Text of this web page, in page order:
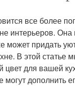
все более
интерьеров. Она
может придать
В этой статье
цвет для вашей
дополнить